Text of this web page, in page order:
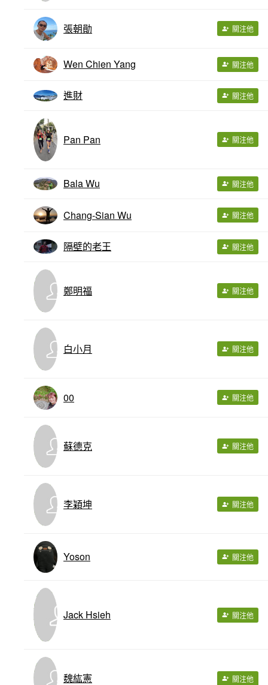
張朝勛 關注他
Wen Chien Yang 關注他
進財 關注他
Pan Pan 關注他
Bala Wu 關注他
Chang-Sian Wu 關注他
隔壁的老王 關注他
鄭明福 關注他
白小月 關注他
00 關注他
蘇德克 關注他
李穎坤 關注他
Yoson 關注他
Jack Hsieh 關注他
魏紘憲 關注他